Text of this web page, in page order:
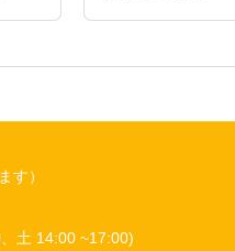
す）
土 14:00 ~17:00)